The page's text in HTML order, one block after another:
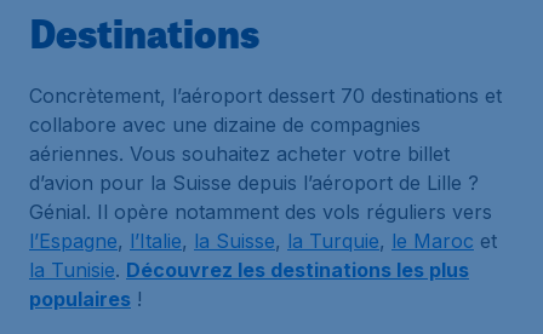
Destinations
Concrètement, l’aéroport dessert 70 destinations et
collabore avec une dizaine de compagnies
aériennes. Vous souhaitez acheter votre billet
d’avion pour la Suisse depuis l’aéroport de Lille ?
Génial. Il opère notamment des vols réguliers vers
l’Espagne, l’Italie, la Suisse, la Turquie, le Maroc et
la Tunisie. Découvrez les destinations les plus
populaires !